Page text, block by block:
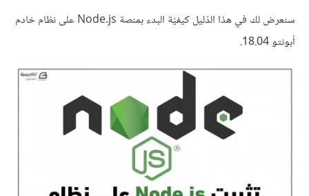
سنعرض لك في هذا الدّليل كيفيّة البدء بمنصة Node.js على نظام خادم
أبونتو 18.04.